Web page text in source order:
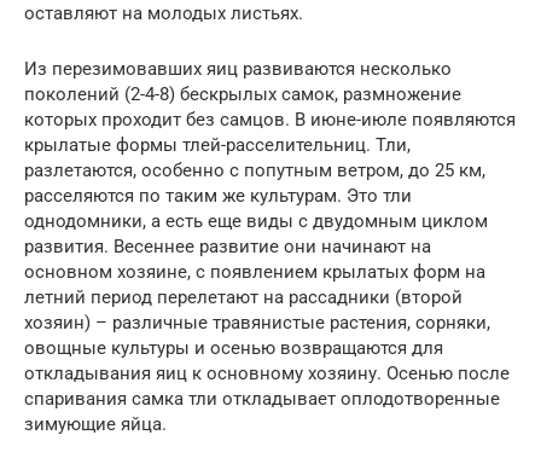
оставляют на молодых листьях.
Из перезимовавших яиц развиваются несколько
поколений (2-4-8) бескрылых самок, размножение
которых проходит без самцов. В июне-июле появляются
крылатые формы тлей-расселительниц. Тли,
разлетаются, особенно с попутным ветром, до 25 км,
расселяются по таким же культурам. Это тли
однодомники, а есть еще виды с двудомным циклом
развития. Весеннее развитие они начинают на
основном хозяине, с появлением крылатых форм на
летний период перелетают на рассадники (второй
хозяин) – различные травянистые растения, сорняки,
овощные культуры и осенью возвращаются для
откладывания яиц к основному хозяину. Осенью после
спаривания самка тли откладывает оплодотворенные
зимующие яйца.